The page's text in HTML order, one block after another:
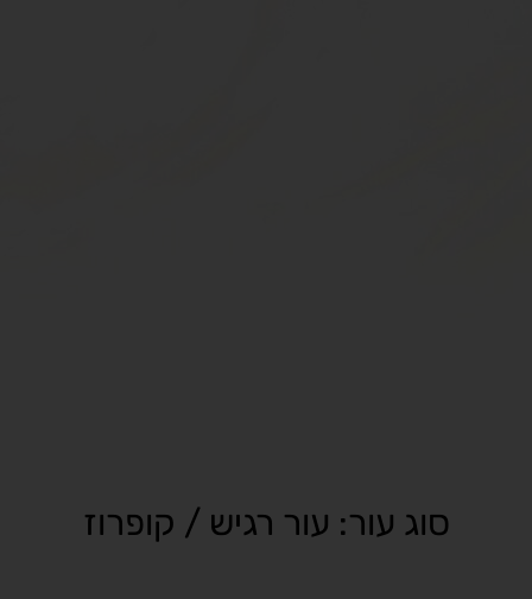
סוג עור: עור רגיש / קופרוז